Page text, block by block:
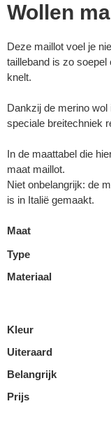
Wollen
Deze maillot voel je
tailleband is zo
knelt.
Dankzij de merino
speciale breitechniek
In de maattabel die
maat maillot.
Niet onbelangrijk: de
is in Italië gemaakt.
Maat
Type
Materiaal
Kleur
Uiteraard
Belangrijk
Prijs